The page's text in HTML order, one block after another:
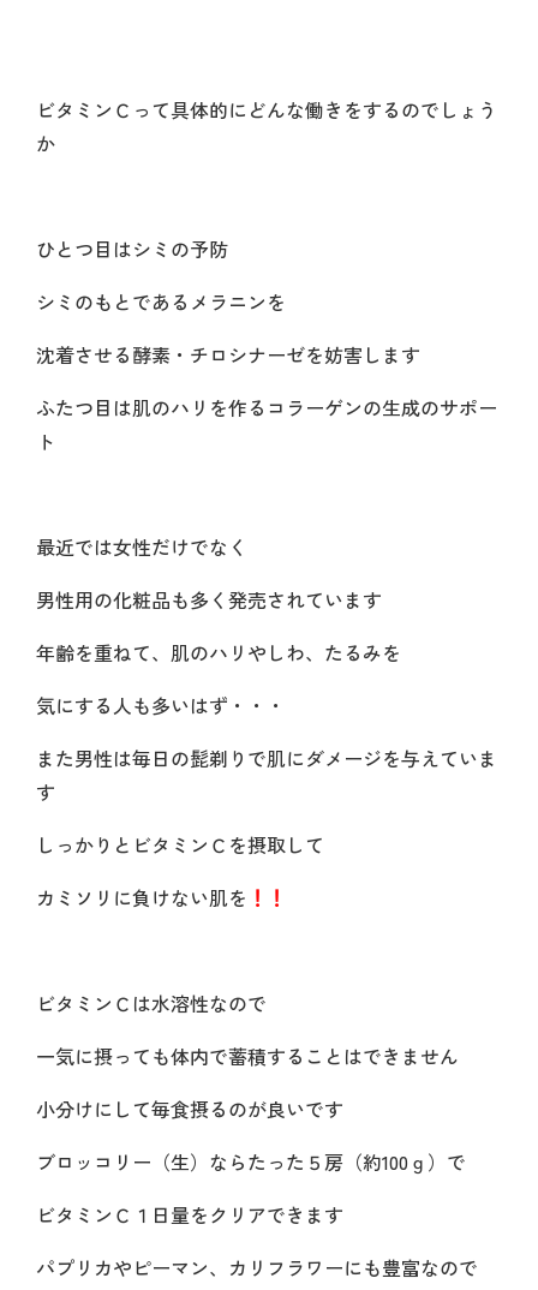
ビタミンＣって具体的にどんな働きをするのでしょう
か
ひとつ目はシミの予防
シミのもとであるメラニンを
沈着させる酵素・チロシナーゼを妨害します
ふたつ目は肌のハリを作るコラーゲンの生成のサポー
ト
最近では女性だけでなく
男性用の化粧品も多く発売されています
年齢を重ねて、肌のハリやしわ、たるみを
気にする人も多いはず・・・
また男性は毎日の髭剃りで肌にダメージを与えていま
す
しっかりとビタミンＣを摂取して
カミソリに負けない肌を ！！
ビタミンＣは水溶性なので
一気に摂っても体内で蓄積することはできません
小分けにして毎食摂るのが良いです
ブロッコリー（生）ならたった５房（約100ｇ）で
ビタミンＣ１日量をクリアできます
パプリカやピーマン、カリフラワーにも豊富なので